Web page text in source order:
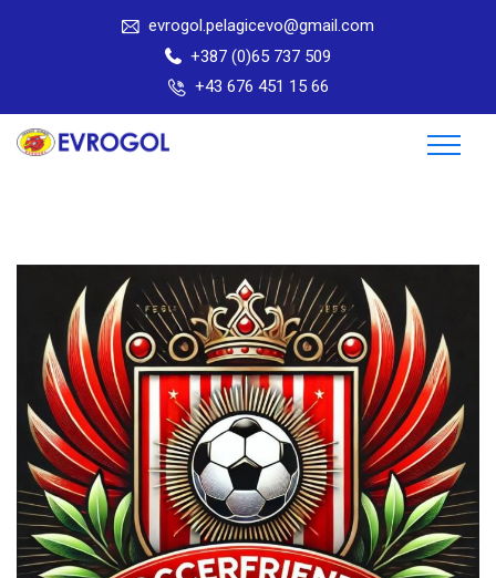
evrogol.pelagicevo@gmail.com
+387 (0)65 737 509
+43 676 451 15 66